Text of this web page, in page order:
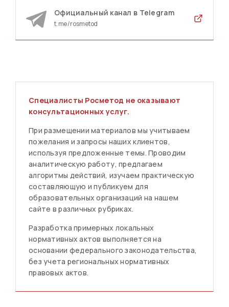
Официальный канал в Telegram
t.me/rosmetod
Специалисты Росметод не оказывают
консультационных услуг.
При размещении материалов мы учитываем
пожелания и запросы наших клиентов,
используя предложенные темы. Проводим
аналитическую работу, предлагаем
алгоритмы действий, изучаем практическую
составляющую и публикуем для
образовательных организаций на нашем
сайте в различных рубриках.
Разработка примерных локальных
нормативных актов выполняется на
основании федерального законодательства,
без учета региональных нормативных
правовых актов.